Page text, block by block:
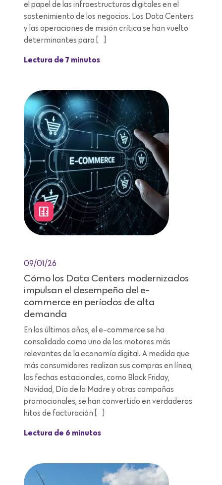
el papel de las infraestructuras digitales en el
sostenimiento de los negocios. Los Data Centers
y las operaciones de misión crítica se han vuelto
determinantes para […]
Lectura de 7 minutos
09/01/26
Cómo los Data Centers modernizados
impulsan el desempeño del e-
commerce en períodos de alta
demanda
En los últimos años, el e-commerce se ha
consolidado como uno de los motores más
relevantes de la economía digital. A medida que
más consumidores realizan sus compras en línea,
las fechas estacionales, como Black Friday,
Navidad, Día de la Madre y otras campañas
promocionales, se han convertido en verdaderos
hitos de facturación […]
Lectura de 6 minutos